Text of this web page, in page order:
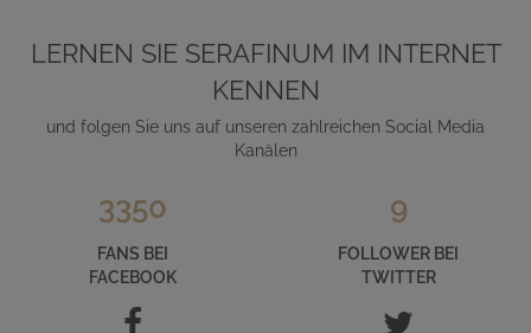
LERNEN SIE SERAFINUM IM INTERNET
KENNEN
und folgen Sie uns auf unseren zahlreichen Social Media
Kanälen
3350
FANS BEI
FACEBOOK
9
FOLLOWER BEI
TWITTER